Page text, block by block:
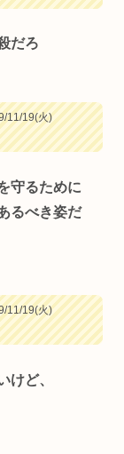
だろ
11/19(火)
守るために
るべき姿だ
11/19(火)
けど、